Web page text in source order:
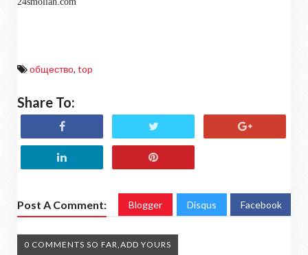
общество, top
Share To:
Post A Comment: Blogger Disqus Facebook
0 COMMENTS SO FAR,ADD YOURS